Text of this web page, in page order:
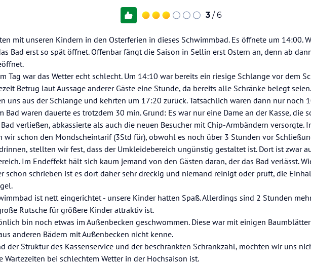
3 / 6
mit unseren Kindern in den Osterferien in dieses Schwimmbad. Es öffnete um 14:00.
Bad erst so spät öffnet. Offenbar fängt die Saison in Sellin erst Ostern an, denn ab
Tag war das Wetter echt schlecht. Um 14:10 war bereits ein riesige Schlange vor dem
Betrug laut Aussage anderer Gäste eine Stunde, da bereits alle Schränke belegt seien.
uns aus der Schlange und kehrten um 17:20 zurück. Tatsächlich waren dann nur noch
Bad waren dauerte es trotzdem 30 min. Grund: Es war nur eine Dame an der Kasse, die
verließen, abkassierte als auch die neuen Besucher mit Chip-Armbändern versorgte.
wir schon den Mondscheintarif (3Std für), obwohl es noch über 3 Stunden vor
stellten wir fest, dass der Umkleidebereich ungünstig gestaltet ist. Dort ist zwar
Im Endeffekt hält sich kaum jemand von den Gästen daran, der das Bad verlässt.
schon schrieben ist es dort daher sehr dreckig und niemand reinigt oder prüft, die
ist nett eingerichtet - unsere Kinder hatten Spaß. Allerdings sind 2 Stunden
Rutsche für größere Kinder attraktiv ist.
bin noch etwas im Außenbecken geschwommen. Diese war mit einigen
anderen Bädern mit Außenbecken nicht kenne.
der Struktur des Kassenservice und der beschränkten Schrankzahl, möchten wir uns
Wartezeiten bei schlechtem Wetter in der Hochsaison ist.